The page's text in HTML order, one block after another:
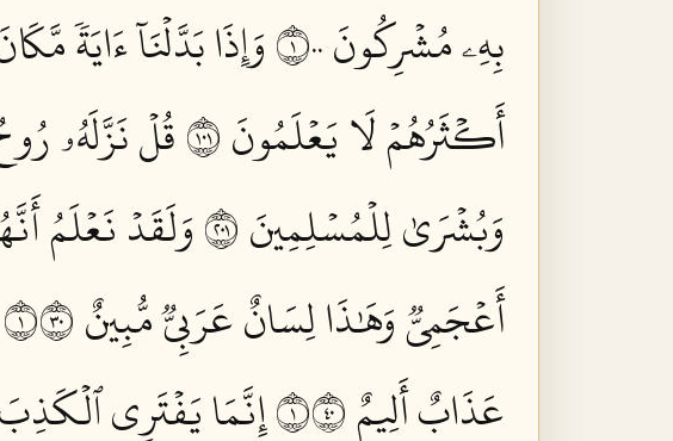
بِهِۦ مُشۡرِكُونَ ١٠٠
وَإِذَا بَدَّلۡنَآ ءَايَةٗ
أَكۡثَرُهُمۡ لَا يَعۡلَمُونَ ١٠١
قُلۡ نَزَّلَهُۥ
وَبُشۡرَىٰ لِلۡمُسۡلِمِينَ ١٠٢
وَلَقَدۡ نَعۡلَمُ
أَعۡجَمِيّٞ وَهَٰذَا لِسَانٌ عَرَبِيّٞ مُّبِينٌ ١٠٣
عَذَابٌ أَلِيمٌ ١٠٤
إِنَّمَا يَفۡتَرِي